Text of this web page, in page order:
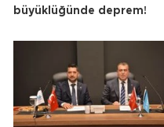
büyüklüğünde deprem!